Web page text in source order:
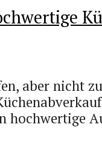
aber nicht
hochwertige